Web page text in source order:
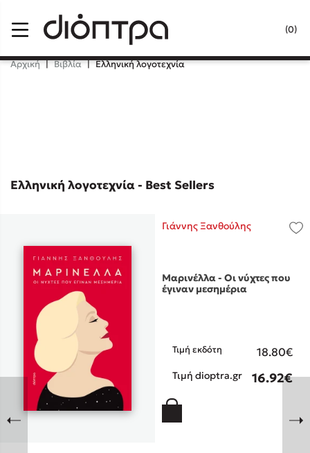
(0)
Κλείσιμο
Χάρης Πολίτης
Sebastian Fitzek
Αρχική | Βιβλία | Ελληνική λογοτεχνία
Ελληνική λογοτεχνία - Best Sellers
Γιάννης Ξανθούλης
Μαρινέλλα - Οι νύχτες που
έγιναν μεσημέρια
Τιμή εκδότη 18.80€
Τιμή dioptra.gr 16.92€